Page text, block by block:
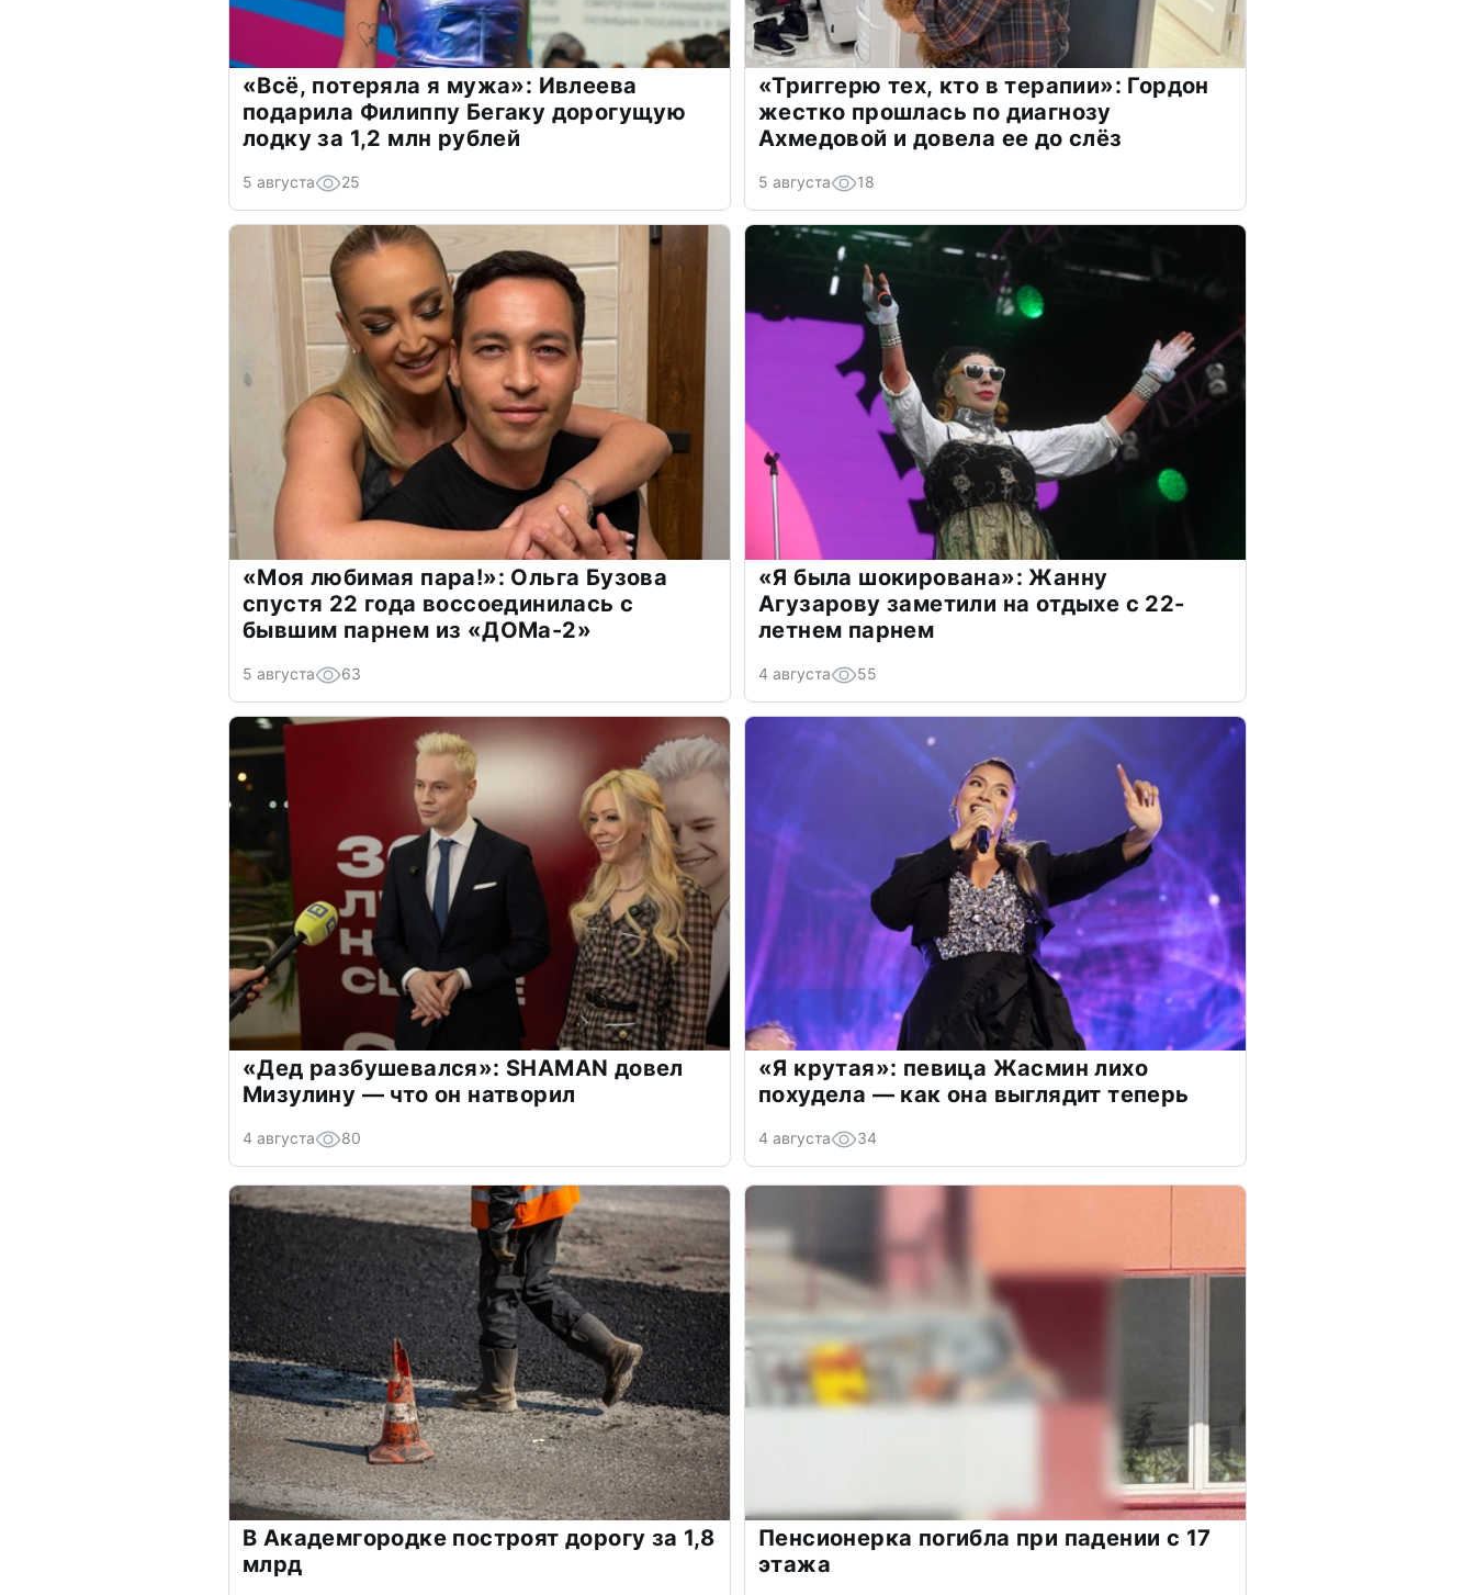
«Всё, потеряла я мужа»: Ивлеева
подарила Филиппу Бегаку дорогущую
лодку за 1,2 млн рублей
5 августа 25
«Триггерю тех, кто в терапии»: Гордон
жестко прошлась по диагнозу
Ахмедовой и довела ее до слёз
5 августа 18
«Моя любимая пара!»: Ольга Бузова
спустя 22 года воссоединилась с
бывшим парнем из «ДОМа-2»
5 августа 63
«Я была шокирована»: Жанну
Агузарову заметили на отдыхе с 22-
летнем парнем
4 августа 55
«Дед разбушевался»: SHAMAN довел
Мизулину — что он натворил
4 августа 80
«Я крутая»: певица Жасмин лихо
похудела — как она выглядит теперь
4 августа 34
В Академгородке построят дорогу за 1,8
млрд
Пенсионерка погибла при падении с 17
этажа